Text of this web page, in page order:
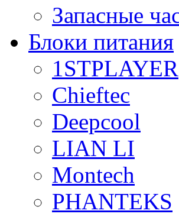
Запасные
Блоки питания
1STPLAYER
Chieftec
Deepcool
LIAN LI
Montech
PHANTEKS